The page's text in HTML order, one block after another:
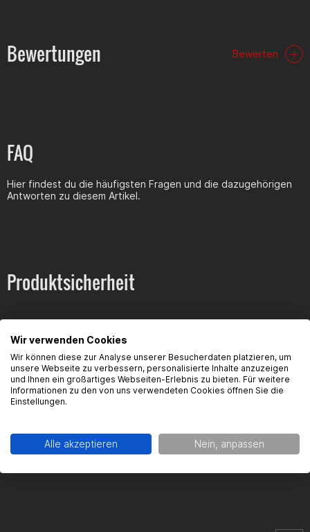
Bewertungen Bewerten
FAQ
Hier findest du die häufigsten Fragen und die dazugehörigen
Antworten zu diesem Artikel.
Produktsicherheit
Kontaktinformationen des Herstellers:
Dell'Orto S.p.a.
via Kennedy, 7,Ê
22060 Cabiate
Kontakt: https://www.dellorto.it/en/contacts/
Wir verwenden Cookies
Wir können diese zur Analyse unserer Besucherdaten platzieren, um
unsere Webseite zu verbessern, personalisierte Inhalte anzuzeigen
und Ihnen ein großartiges Webseiten-Erlebnis zu bieten. Für weitere
Informationen zu den von uns verwendeten Cookies öffnen Sie die
Einstellungen.
Alle akzeptieren Nein, anpassen